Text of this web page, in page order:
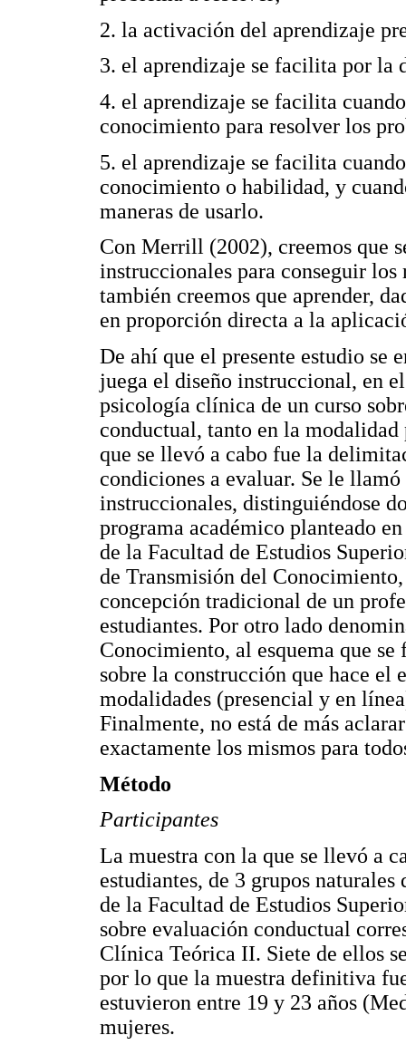
2. la activación del aprendizaje
3. el aprendizaje se facilita por la
4. el aprendizaje se facilita
conocimiento para resolver los
5. el aprendizaje se facilita
conocimiento o habilidad, y
maneras de usarlo.
Con Merrill (2002), creemos que
instruccionales para conseguir los
también creemos que aprender,
en proporción directa a la
De ahí que el presente estudio se
juega el diseño instruccional, en
psicología clínica de un curso
conductual, tanto en la
que se llevó a cabo fue la
condiciones a evaluar. Se le
instruccionales, distinguiéndose
programa académico planteado
de la Facultad de Estudios
de Transmisión del
concepción tradicional de un
estudiantes. Por otro lado
Conocimiento, al esquema que
sobre la construcción que hace el
modalidades (presencial y en
Finalmente, no está de más
exactamente los mismos para
Método
Participantes
La muestra con la que se llevó a
estudiantes, de 3 grupos
de la Facultad de Estudios
sobre evaluación conductual
Clínica Teórica II. Siete de ellos
por lo que la muestra definitiva
estuvieron entre 19 y 23 años
mujeres.